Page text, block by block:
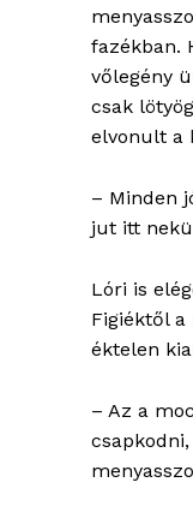
fazékban.
vőlegény
csak
elvonult a
– Minden
jut itt
Lóri is
Figiéktől
éktelen
– Az a